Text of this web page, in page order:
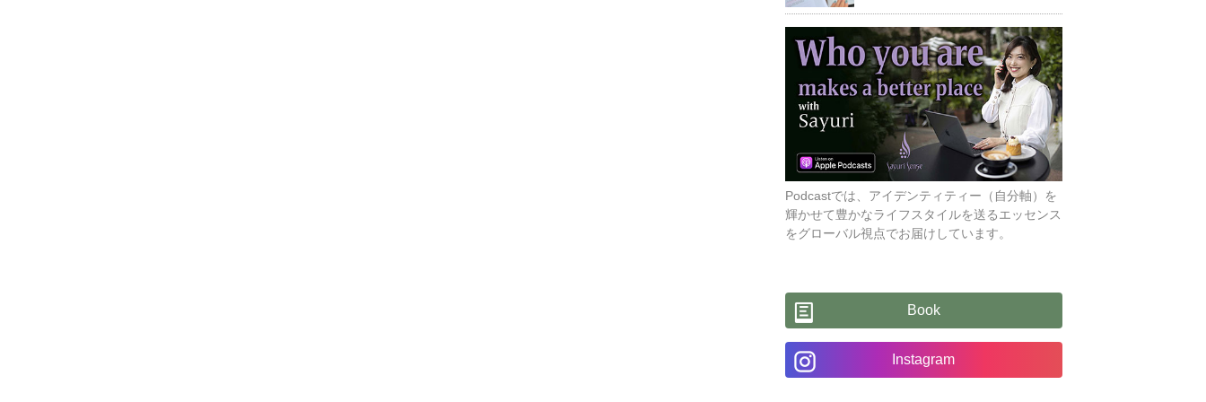
Podcastでは、アイデンティティー（自分軸）を
輝かせて豊かなライフスタイルを送るエッセンス
をグローバル視点でお届けしています。
Book
Instagram